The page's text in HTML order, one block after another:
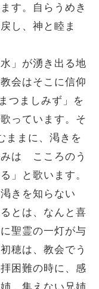
す。自らうめき
し、神と睦ま
」が湧き出る地
会はそこに信仰
つましみず」を
っています。そ
まに、渇きを
は こころのう
」と歌います。
きを知らない
とは、なんと喜
聖霊の一灯が与
穂は、教会でう
困難の時に、感
、集えない兄姉